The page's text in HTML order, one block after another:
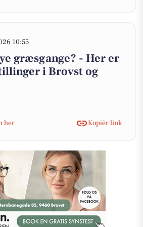
10:55
græsgange? - Her er
i Brovst og
her
Kopiér link